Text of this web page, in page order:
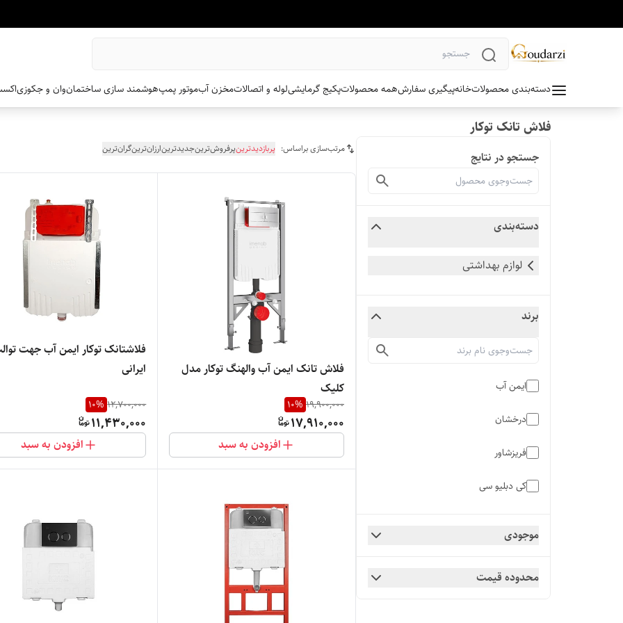
دسته‌بندی محصولاتخانهپیگیری سفارشهمه محصولاتپکیج گرمایشیلوله و اتصالاتمخزن آبموتور پمپهوشمند سازی ساختمانوان و جکوزی
فلاش تانک توکار
جستجو در نتایج
دسته‌بندی
لوازم بهداشتی
برند
ایمن آب
درخشان
فریزشاور
کی دبلیو سی
موجودی
محدوده قیمت
مرتب‌سازی براساس: پربازدیدترینپرفروش‌ترینجدیدترینارزان‌ترینگران‌ترین
فلاش تانک ایمن آب والهنگ توکار مدل
کلیک
19,900,000
10%
17,910,000
افزودن به سبد
فلاشتانک توکار ایمن آب جهت
ایرانی
12,700,000
10%
11,430,000
افزودن به سبد